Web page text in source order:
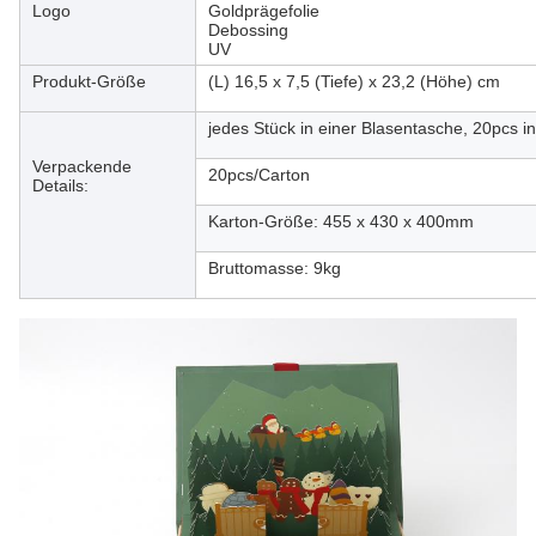
Logo
Goldprägefolie
Debossing
UV
Produkt-Größe
(L) 16,5 x 7,5 (Tiefe) x 23,2 (Höhe) cm
Verpackende
Details:
jedes Stück in einer Blasentasche, 20pcs
20pcs/Carton
Karton-Größe: 455 x 430 x 400mm
Bruttomasse: 9kg